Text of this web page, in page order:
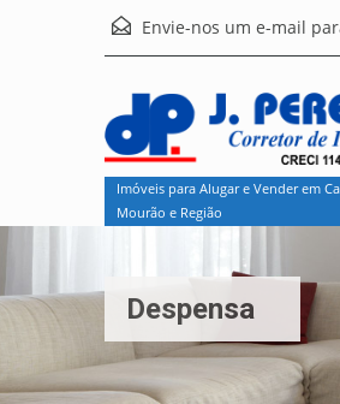
Envie-nos um e-mail
Imóveis para Alugar e Vender em
Mourão e Região
Despensa